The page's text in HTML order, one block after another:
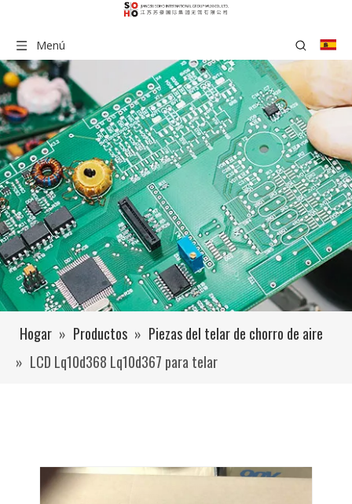
Menú
Hogar » Productos » Piezas del telar de chorro de aire
» LCD Lq10d368 Lq10d367 para telar